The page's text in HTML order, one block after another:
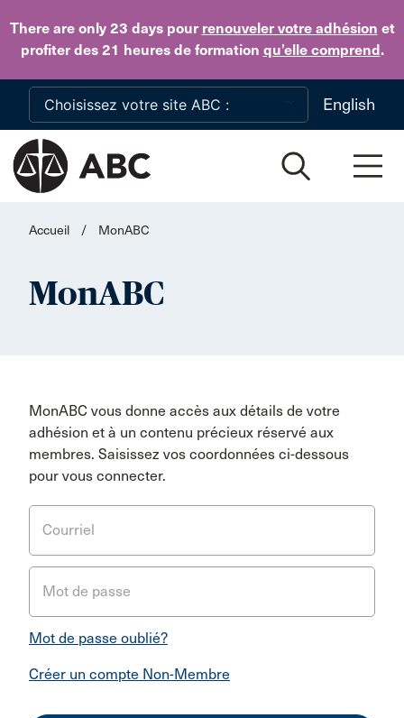
There are only 23 dayspour renouveler votre adhésion et
profiter des 21 heures de formation qu’elle comprend.
Skip to main content
English
Accueil / MonABC
MonABC
MonABC vous donne accès aux détails de votre
adhésion et à un contenu précieux réservé aux
membres. Saisissez vos coordonnées ci-dessous
pour vous connecter.
Courriel
Mot de passe
Mot de passe oublié?
Créer un compte Non-Membre